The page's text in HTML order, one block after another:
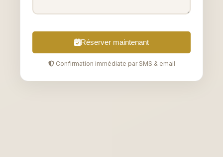
Réserver maintenant
Confirmation immédiate par SMS & email